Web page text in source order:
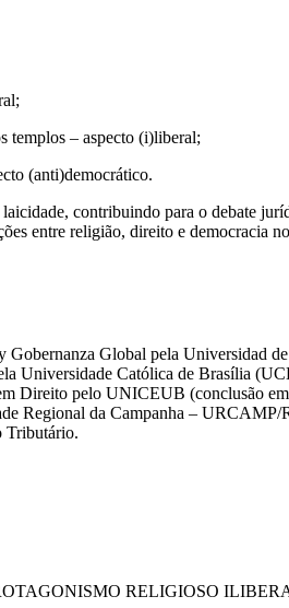
templos – aspecto (i)liberal;
(anti)democrático.
contribuindo para o debate
entre religião, direito e democracia
Global pela Universidad
Universidade Católica de Brasília
Direito pelo UNICEUB (conclusão
Regional da Campanha –
Tributário.
RELIGIOSO